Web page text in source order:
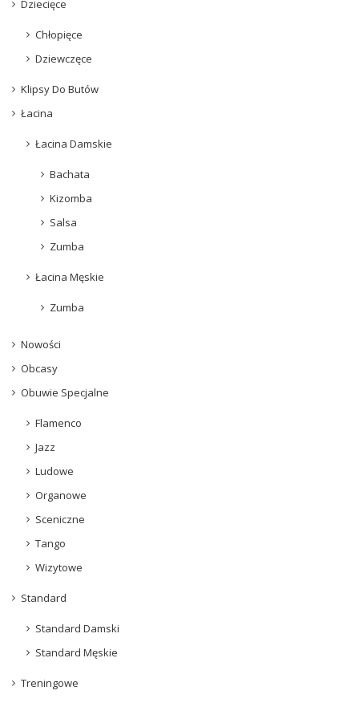
Sceniczne
Tango
Flamenco
O nas
Gdzie można kupić nasze buty?
Kontakt
Dziecięce
Chłopięce
Dziewczęce
Klipsy Do Butów
Łacina
Łacina Damskie
Bachata
Kizomba
Salsa
Zumba
Łacina Męskie
Zumba
Nowości
Obcasy
Obuwie Specjalne
Flamenco
Jazz
Ludowe
Organowe
Sceniczne
Tango
Wizytowe
Standard
Standard Damski
Standard Męskie
Treningowe